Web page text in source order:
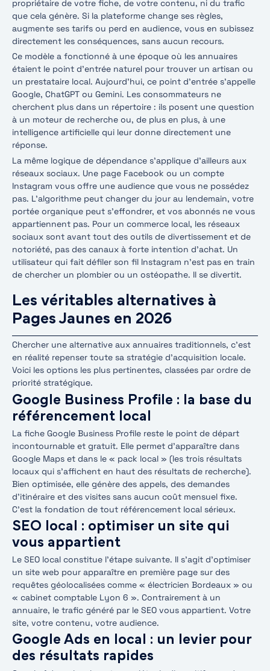
propriétaire de votre fiche, de votre contenu, ni du trafic
que cela génère. Si la plateforme change ses règles,
augmente ses tarifs ou perd en audience, vous en subissez
directement les conséquences, sans aucun recours.
Ce modèle a fonctionné à une époque où les annuaires
étaient le point d’entrée naturel pour trouver un artisan ou
un prestataire local. Aujourd’hui, ce point d’entrée s’appelle
Google, ChatGPT ou Gemini. Les consommateurs ne
cherchent plus dans un répertoire : ils posent une question
à un moteur de recherche ou, de plus en plus, à une
intelligence artificielle qui leur donne directement une
réponse.
La même logique de dépendance s’applique d’ailleurs aux
réseaux sociaux. Une page Facebook ou un compte
Instagram vous offre une audience que vous ne possédez
pas. L’algorithme peut changer du jour au lendemain, votre
portée organique peut s’effondrer, et vos abonnés ne vous
appartiennent pas. Pour un commerce local, les réseaux
sociaux sont avant tout des outils de divertissement et de
notoriété, pas des canaux à forte intention d’achat. Un
utilisateur qui fait défiler son fil Instagram n’est pas en train
de chercher un plombier ou un ostéopathe. Il se divertit.
Les véritables alternatives à
Pages Jaunes en 2026
Chercher une alternative aux annuaires traditionnels, c’est
en réalité repenser toute sa stratégie d’acquisition locale.
Voici les options les plus pertinentes, classées par ordre de
priorité stratégique.
Google Business Profile : la base du
référencement local
La fiche Google Business Profile reste le point de départ
incontournable et gratuit. Elle permet d’apparaître dans
Google Maps et dans le « pack local » (les trois résultats
locaux qui s’affichent en haut des résultats de recherche).
Bien optimisée, elle génère des appels, des demandes
d’itinéraire et des visites sans aucun coût mensuel fixe.
C’est la fondation de tout référencement local sérieux.
SEO local : optimiser un site qui
vous appartient
Le SEO local constitue l’étape suivante. Il s’agit d’optimiser
un site web pour apparaître en première page sur des
requêtes géolocalisées comme « électricien Bordeaux » ou
« cabinet comptable Lyon 6 ». Contrairement à un
annuaire, le trafic généré par le SEO vous appartient. Votre
site, votre contenu, votre audience.
Google Ads en local : un levier pour
des résultats rapides